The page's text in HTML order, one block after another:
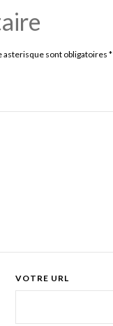
asterisque sont obligatoires *
VOTRE URL